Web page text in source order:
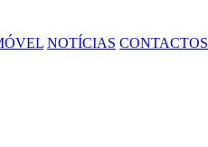
NOTÍCIAS CONTACTOS